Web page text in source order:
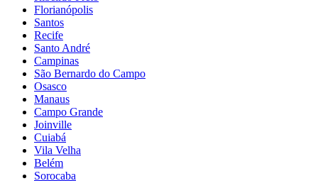
Florianópolis
Santos
Recife
Santo André
Campinas
São Bernardo do Campo
Osasco
Manaus
Campo Grande
Joinville
Cuiabá
Vila Velha
Belém
Sorocaba